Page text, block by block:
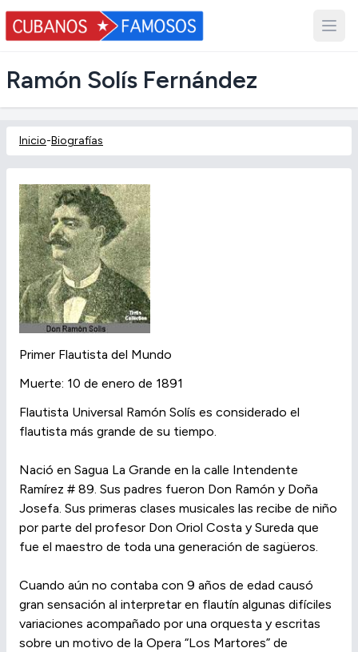
Ramón Solís Fernández
Inicio-Biografías
Primer Flautista del Mundo
Muerte: 10 de enero de 1891
Flautista Universal Ramón Solís es considerado el
flautista más grande de su tiempo.
Nació en Sagua La Grande en la calle Intendente
Ramírez # 89. Sus padres fueron Don Ramón y Doña
Josefa. Sus primeras clases musicales las recibe de niño
por parte del profesor Don Oriol Costa y Sureda que
fue el maestro de toda una generación de sagüeros.
Cuando aún no contaba con 9 años de edad causó
gran sensación al interpretar en flautín algunas difíciles
variaciones acompañado por una orquesta y escritas
sobre un motivo de la Opera “Los Martores” de